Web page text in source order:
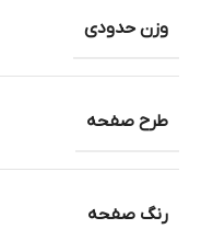
وزن حدودی
طرح صفحه
رنگ صفحه